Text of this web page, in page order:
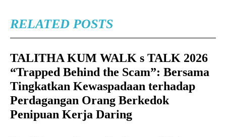
RELATED POSTS
TALITHA KUM WALK s TALK 2026
“Trapped Behind the Scam”: Bersama
Tingkatkan Kewaspadaan terhadap
Perdagangan Orang Berkedok
Penipuan Kerja Daring